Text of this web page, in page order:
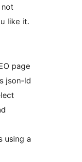
like it.
page
json-ld
using a